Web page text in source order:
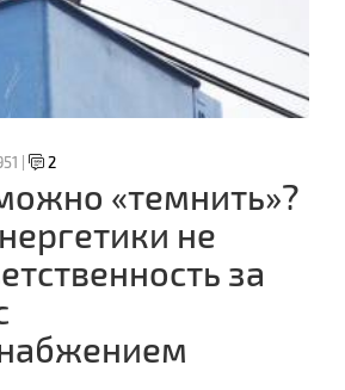
| 2
«темнить»?
не
за